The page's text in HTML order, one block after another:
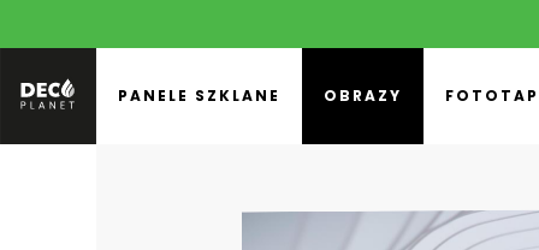
PANELE SZKLANE OBRAZY